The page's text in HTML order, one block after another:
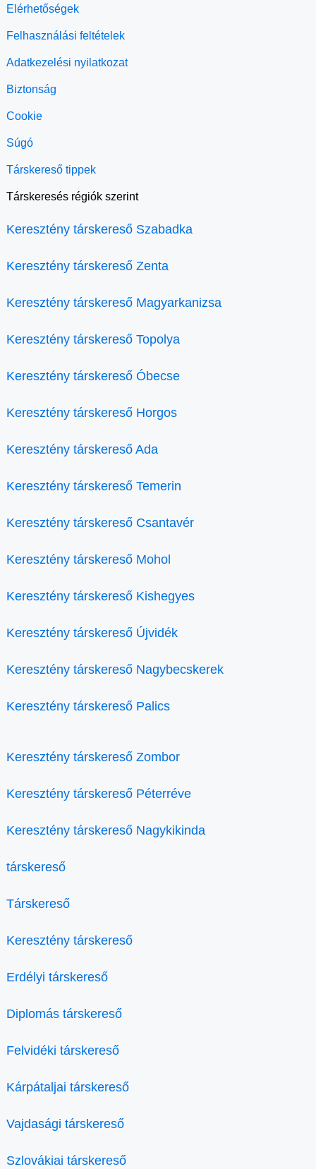
Elérhetőségek
Felhasználási feltételek
Adatkezelési nyilatkozat
Biztonság
Cookie
Súgó
Társkereső tippek
Társkeresés régiók szerint
Keresztény társkereső Szabadka
Keresztény társkereső Zenta
Keresztény társkereső Magyarkanizsa
Keresztény társkereső Topolya
Keresztény társkereső Óbecse
Keresztény társkereső Horgos
Keresztény társkereső Ada
Keresztény társkereső Temerin
Keresztény társkereső Csantavér
Keresztény társkereső Mohol
Keresztény társkereső Kishegyes
Keresztény társkereső Újvidék
Keresztény társkereső Nagybecskerek
Keresztény társkereső Palics
Keresztény társkereső Zombor
Keresztény társkereső Péterréve
Keresztény társkereső Nagykikinda
társkereső
Társkereső
Keresztény társkereső
Erdélyi társkereső
Diplomás társkereső
Felvidéki társkereső
Kárpátaljai társkereső
Vajdasági társkereső
Szlovákiai társkereső